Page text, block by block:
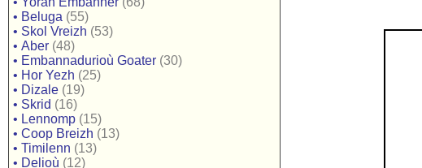
• Beluga (55)
• Skol Vreizh (53)
• Aber (48)
• Embannadurioù Goater (30)
• Hor Yezh (25)
• Dizale (19)
• Skrid (16)
• Lennomp (15)
• Coop Breizh (13)
• Timilenn (13)
• Delioù (12)